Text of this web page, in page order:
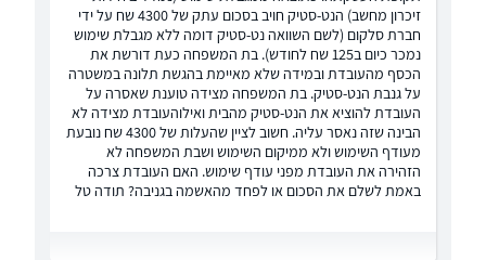
זיכרון מחשב) הנט-סטיק חויב בסכום עתק של 4300 שח על ידי
חברת סלקום (לשם השוואה נט-סטיק דומה ללא מגבלת שימוש
נמכר כיום ב125 שח לחודש). בת המשפחה כעת דורשת את
הכסף מהעובדת ובמידה שלא מאיימת בהגשת תלונה במשטרה
על גנבת הנט-סטיק. בת המשפחה מצידה טוענת שאסרה על
העובדת להוציא את הנט-סטיק מהבית ואילוהעובדת מצידה לא
הבינה שזה נאסר עליה. חשוב לציין שהעלות של 4300 שח נובעת
מעודף השימוש ולא ממיקום השימוש ושבת המשפחה לא
הזהירה את העובדת מפני עודף שימוש. האם העובדת צרכה
באמת לשלם את הסכום או לפחד מהאשמה בגניבה? תודה טל